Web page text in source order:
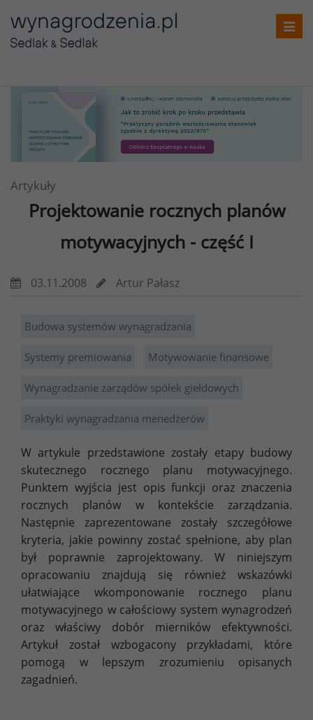
Artykuły
Projektowanie rocznych planów
motywacyjnych - część I
03.11.2008 Artur Pałasz
Budowa systemów wynagradzania
Systemy premiowania Motywowanie finansowe
Wynagradzanie zarządów spółek giełdowych
Praktyki wynagradzania menedżerów
W artykule przedstawione zostały etapy budowy
skutecznego rocznego planu motywacyjnego.
Punktem wyjścia jest opis funkcji oraz znaczenia
rocznych planów w kontekście zarządzania.
Następnie zaprezentowane zostały szczegółowe
kryteria, jakie powinny zostać spełnione, aby plan
był poprawnie zaprojektowany. W niniejszym
opracowaniu znajdują się również wskazówki
ułatwiające wkomponowanie rocznego planu
motywacyjnego w całościowy system wynagrodzeń
oraz właściwy dobór mierników efektywności.
Artykuł został wzbogacony przykładami, które
pomogą w lepszym zrozumieniu opisanych
zagadnień.